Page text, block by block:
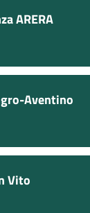
ARERA
Aventino
Vito